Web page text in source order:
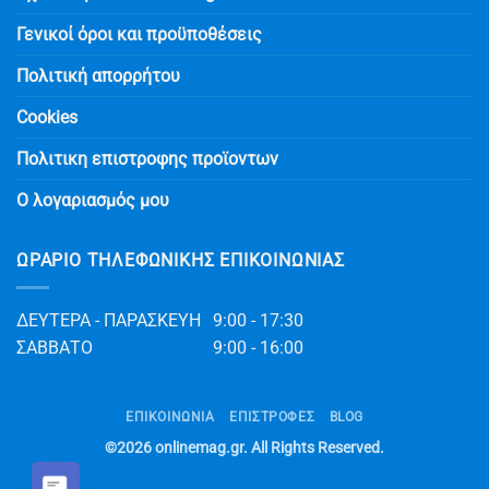
Γενικοί όροι και προϋποθέσεις
Πολιτική απορρήτου
Cookies
Πολιτικη επιστροφης προϊοντων
Ο λογαριασμός μου
ΩΡΆΡΙΟ ΤΗΛΕΦΩΝΙΚΉΣ ΕΠΙΚΟΙΝΩΝΊΑΣ
ΔΕΥΤΕΡΑ - ΠΑΡΑΣΚΕΥΗ
9:00 - 17:30
ΣΑΒΒΑΤΟ
9:00 - 16:00
ΕΠΙΚΟΙΝΩΝΊΑ ΕΠΙΣΤΡΟΦΕΣ BLOG
©2026onlinemag.gr. All Rights Reserved.